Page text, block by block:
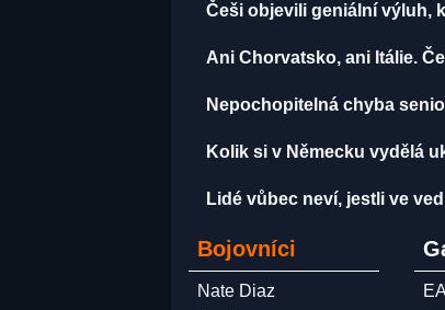
Češi objevili geniální výluh,
Ani Chorvatsko, ani Itálie.
Nepochopitelná chyba
Kolik si v Německu vydělá
Lidé vůbec neví, jestli ve
Bojovníci
Nate Diaz